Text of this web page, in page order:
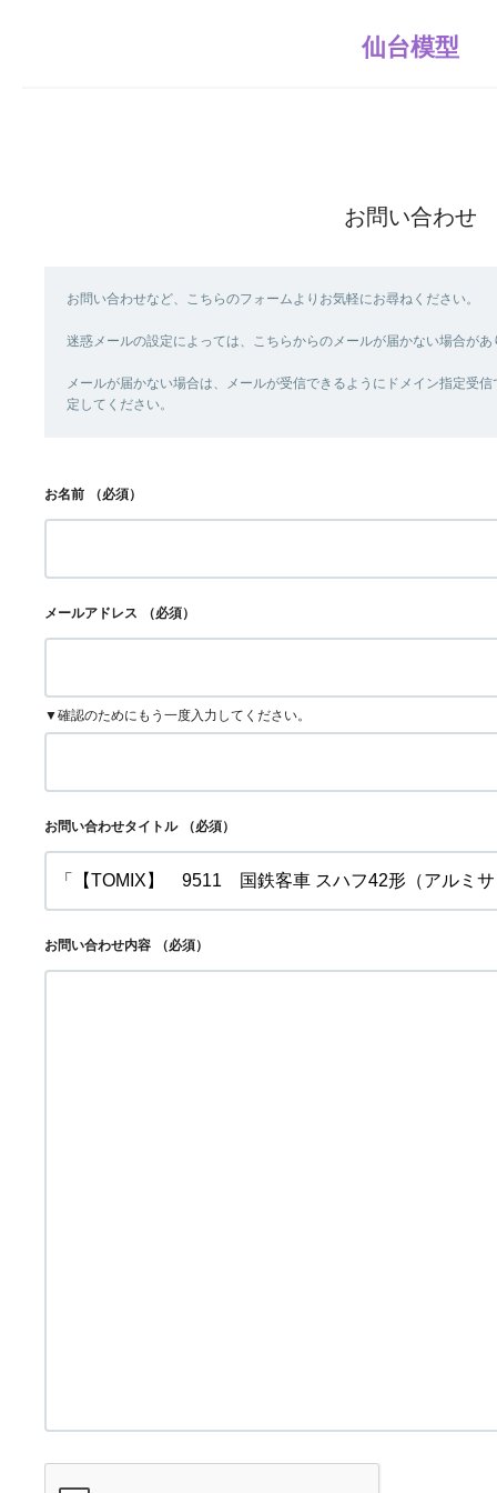
仙台模型
お問い合わせ
お問い合わせなど、こちらのフォームよりお気軽にお尋ねください。
迷惑メールの設定によっては、こちらからのメールが届かない場合があ
メールが届かない場合は、メールが受信できるようにドメイン指定受信
定してください。
お名前 （必須）
メールアドレス （必須）
▼確認のためにもう一度入力してください。
お問い合わせタイトル （必須）
お問い合わせ内容 （必須）